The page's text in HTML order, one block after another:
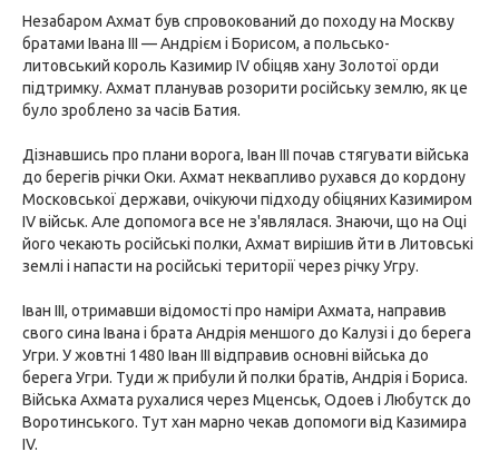
Незабаром Ахмат був спровокований до походу на Москву
братами Івана III — Андрієм і Борисом, а польсько-
литовський король Казимир IV обіцяв хану Золотої орди
підтримку. Ахмат планував розорити російську землю, як це
було зроблено за часів Батия.
Дізнавшись про плани ворога, Іван III почав стягувати війська
до берегів річки Оки. Ахмат неквапливо рухався до кордону
Московської держави, очікуючи підходу обіцяних Казимиром
IV військ. Але допомога все не з'являлася. Знаючи, що на Оці
його чекають російські полки, Ахмат вирішив йти в Литовські
землі і напасти на російські території через річку Угру.
Іван III, отримавши відомості про наміри Ахмата, направив
свого сина Івана і брата Андрія меншого до Калузі і до берега
Угри. У жовтні 1480 Іван III відправив основні війська до
берега Угри. Туди ж прибули й полки братів, Андрія і Бориса.
Війська Ахмата рухалися через Мценськ, Одоев і Любутск до
Воротинського. Тут хан марно чекав допомоги від Казимира
IV.